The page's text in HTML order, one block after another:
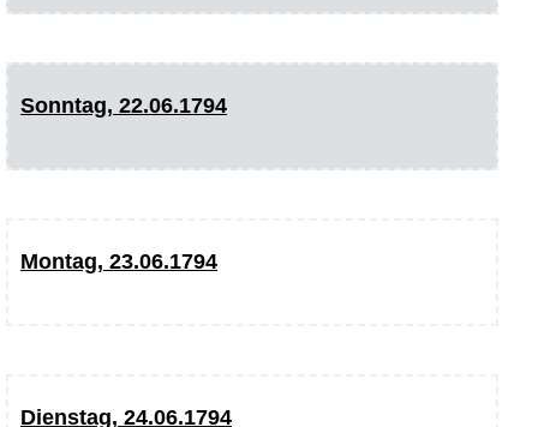
Sonntag, 22.06.1794
Montag, 23.06.1794
Dienstag, 24.06.1794